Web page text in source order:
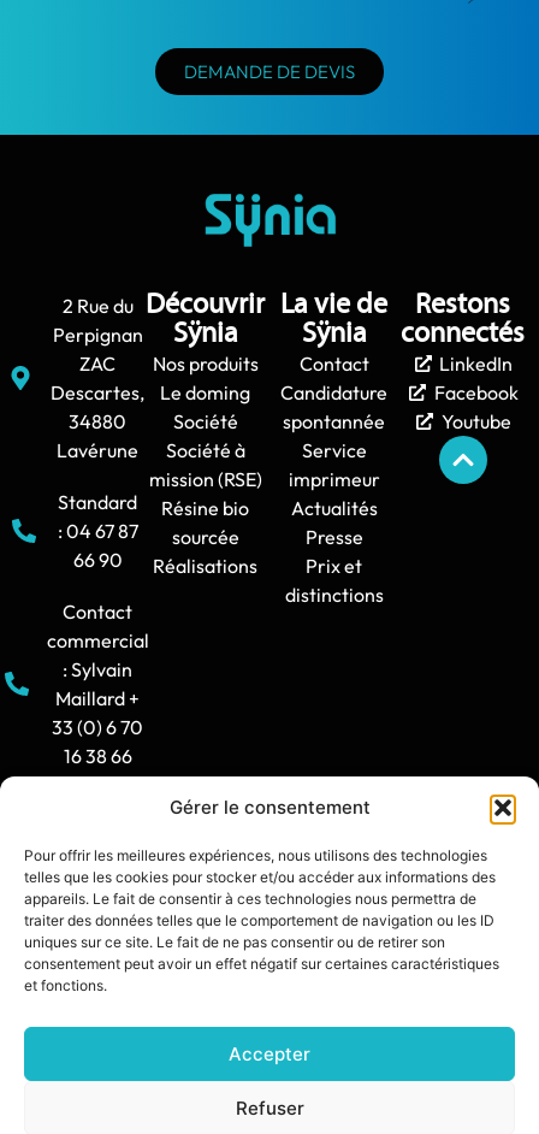
Gérer le consentement
Pour offrir les meilleures expériences, nous utilisons des technologies
telles que les cookies pour stocker et/ou accéder aux informations des
appareils. Le fait de consentir à ces technologies nous permettra de
traiter des données telles que le comportement de navigation ou les ID
uniques sur ce site. Le fait de ne pas consentir ou de retirer son
consentement peut avoir un effet négatif sur certaines caractéristiques
et fonctions.
Accepter
Refuser
DEMANDE DE DEVIS
2 Rue du
Perpignan
ZAC
Descartes,
34880
Lavérune
Standard
: 04 67 87
66 90
Contact
commercial
: Sylvain
Maillard +
33 (0) 6 70
16 38 66
: 8h30-12h
/ 14h -
17h30
contact@synia.fr
Découvrir
Sÿnia
Nos produits
Le doming
Société
Société à
mission (RSE)
Résine bio
sourcée
Réalisations
La vie de
Sÿnia
Contact
Candidature
spontannée
Service
imprimeur
Actualités
Presse
Prix et
distinctions
Restons
connectés
LinkedIn
Facebook
Youtube
POLITIQUE DE CONFIDENTIALITÉ
SITE CRÉÉ PAR :DIXIT L’AGENCE